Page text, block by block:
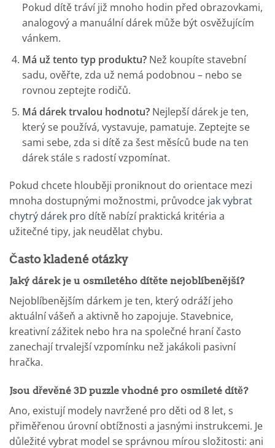
Pokud dítě tráví již mnoho hodin před obrazovkami,
analogový a manuální dárek může být osvěžujícím
vánkem.
Má už tento typ produktu?Než koupíte stavební
sadu, ověřte, zda už nemá podobnou – nebo se
rovnou zeptejte rodičů.
Má dárek trvalou hodnotu?Nejlepší dárek je ten,
který se používá, vystavuje, pamatuje. Zeptejte se
sami sebe, zda si dítě za šest měsíců bude na ten
dárek stále s radostí vzpomínat.
Pokud chcete hlouběji proniknout do orientace mezi
mnoha dostupnými možnostmi, průvodce jak vybrat
chytrý dárek pro dítě nabízí praktická kritéria a
užitečné tipy, jak neudělat chybu.
Často kladené otázky
Jaký dárek je u osmiletého dítěte nejoblíbenější?
Nejoblíbenějším dárkem je ten, který odráží jeho
aktuální vášeň a aktivně ho zapojuje. Stavebnice,
kreativní zážitek nebo hra na společné hraní často
zanechají trvalejší vzpomínku než jakákoli pasivní
hračka.
Jsou dřevěné 3D puzzle vhodné pro osmileté dítě?
Ano, existují modely navržené pro děti od 8 let, s
přiměřenou úrovní obtížnosti a jasnými instrukcemi. Je
důležité vybrat model se správnou mírou složitosti: ani